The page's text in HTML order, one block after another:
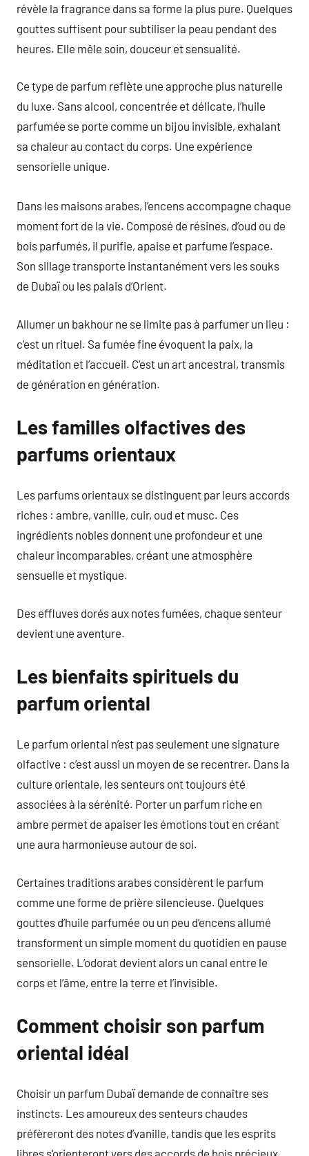
révèle la fragrance dans sa forme la plus pure. Quelques
gouttes suffisent pour subtiliser la peau pendant des
heures. Elle mêle soin, douceur et sensualité.
Ce type de parfum reflète une approche plus naturelle
du luxe. Sans alcool, concentrée et délicate, l’huile
parfumée se porte comme un bijou invisible, exhalant
sa chaleur au contact du corps. Une expérience
sensorielle unique.
Dans les maisons arabes, l’encens accompagne chaque
moment fort de la vie. Composé de résines, d’oud ou de
bois parfumés, il purifie, apaise et parfume l’espace.
Son sillage transporte instantanément vers les souks
de Dubaï ou les palais d’Orient.
Allumer un bakhour ne se limite pas à parfumer un lieu :
c’est un rituel. Sa fumée fine évoquent la paix, la
méditation et l’accueil. C’est un art ancestral, transmis
de génération en génération.
Les familles olfactives des
parfums orientaux
Les parfums orientaux se distinguent par leurs accords
riches : ambre, vanille, cuir, oud et musc. Ces
ingrédients nobles donnent une profondeur et une
chaleur incomparables, créant une atmosphère
sensuelle et mystique.
Des effluves dorés aux notes fumées, chaque senteur
devient une aventure.
Les bienfaits spirituels du
parfum oriental
Le parfum oriental n’est pas seulement une signature
olfactive : c’est aussi un moyen de se recentrer. Dans la
culture orientale, les senteurs ont toujours été
associées à la sérénité. Porter un parfum riche en
ambre permet de apaiser les émotions tout en créant
une aura harmonieuse autour de soi.
Certaines traditions arabes considèrent le parfum
comme une forme de prière silencieuse. Quelques
gouttes d’huile parfumée ou un peu d’encens allumé
transforment un simple moment du quotidien en pause
sensorielle. L’odorat devient alors un canal entre le
corps et l’âme, entre la terre et l’invisible.
Comment choisir son parfum
oriental idéal
Choisir un parfum Dubaï demande de connaître ses
instincts. Les amoureux des senteurs chaudes
préfèreront des notes d’vanille, tandis que les esprits
libres s’orienteront vers des accords de bois précieux.